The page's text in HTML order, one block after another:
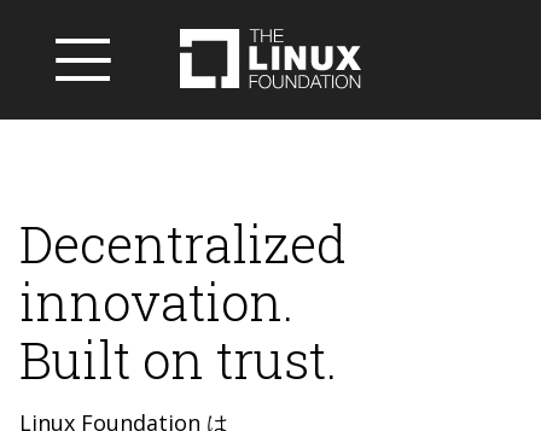
Decentralized
innovation.
Built on trust.
Linux Foundation は